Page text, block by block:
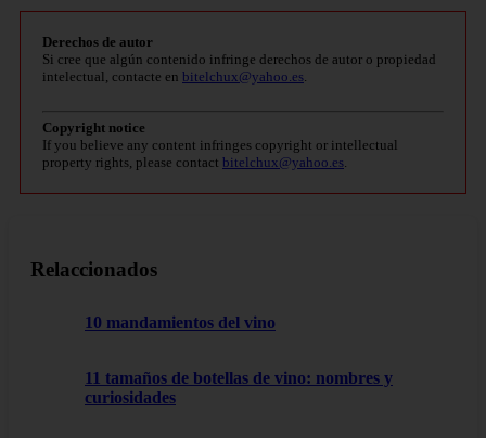
Derechos de autor
Si cree que algún contenido infringe derechos de autor o propiedad
intelectual, contacte en bitelchux@yahoo.es.
Copyright notice
If you believe any content infringes copyright or intellectual
property rights, please contact bitelchux@yahoo.es.
Relaccionados
10 mandamientos del vino
11 tamaños de botellas de vino: nombres y
curiosidades